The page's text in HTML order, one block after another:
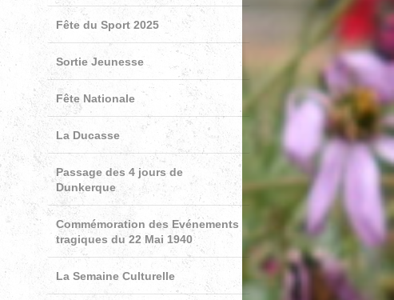
Fête du Sport 2025
Sortie Jeunesse
Fête Nationale
La Ducasse
Passage des 4 jours de
Dunkerque
Commémoration des Evénements
tragiques du 22 Mai 1940
La Semaine Culturelle